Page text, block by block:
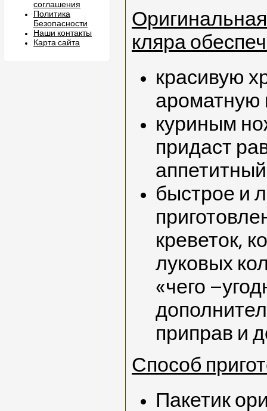
соглашения
Политика
Безопасности
Наши контакты
Карта сайта
кляра
красивую
ароматную
куриным
придаст
быстрое и
креветок,
луковых
«чего
приправ и
Способ
Пакетик